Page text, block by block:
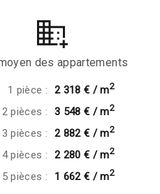
des appartements
1 pièce : 2 318 € / m2
2 pièces : 3 548 € / m2
3 pièces : 2 882 € / m2
4 pièces : 2 280 € / m2
5 pièces : 1 662 € / m2